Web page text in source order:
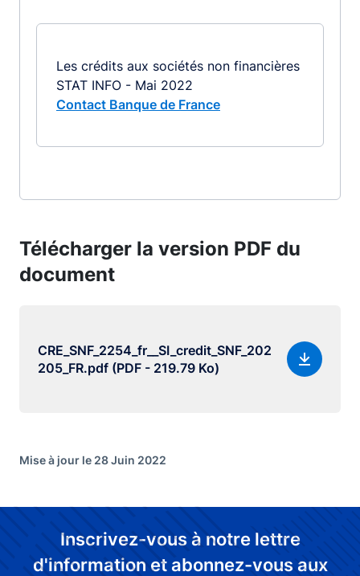
Les crédits aux sociétés non financières
STAT INFO - Mai 2022
Contact Banque de France
Télécharger la version PDF du
document
CRE_SNF_2254_fr__SI_credit_SNF_202
205_FR.pdf (PDF - 219.79 Ko)
Mise à jour le 28 Juin 2022
Inscrivez-vous à notre lettre
d'information et abonnez-vous aux